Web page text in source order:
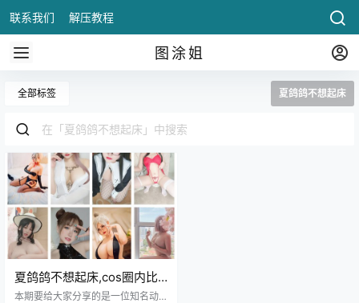
联系我们 解压教程
图涂姐
全部标签 夏鸽鸽不想起床
夏鸽鸽不想起床,cos圈内比
较有人气的coser
本期要给大家分享的是一位知名动